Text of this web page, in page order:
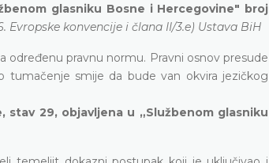
glasniku Bosne i Hercegovine" broj
konvencije i člana II/3.e) Ustava BiH
određenu pravnu normu. Pravni osnov presude
smije da bude van okvira jezičkog
29, objavljena u „Službenom glasniku